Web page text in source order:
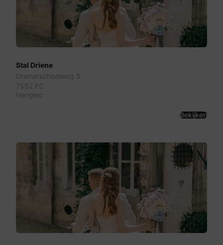
Stal Driene
Drienerschoolweg 5
7552 PC
Hengelo
Bekijken